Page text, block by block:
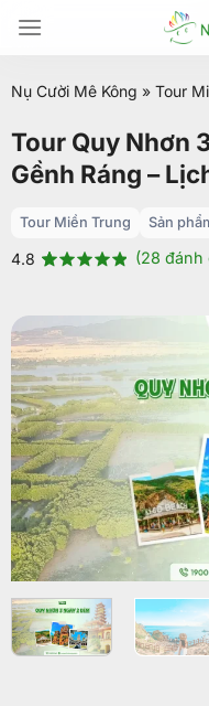
đến
dung
Nụ Cười Mê Kông » Tour
Tour Quy Nhơn
Gềnh Ráng –
Tour Miền Trung Sản
4.8 (28 đánh